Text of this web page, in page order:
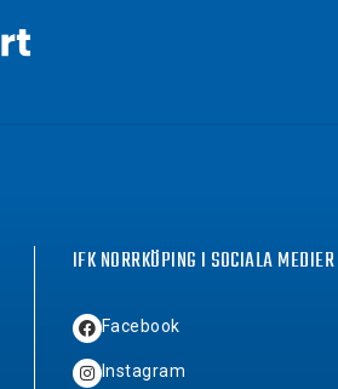
IFK NORRKÖPING I SOCIALA MEDIER
Facebook
Instagram